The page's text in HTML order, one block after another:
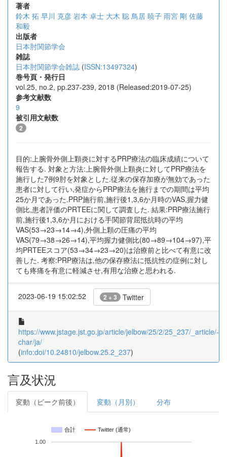
著者
鈴木 拓 早川 克彦 岩本 卓士 大木 聡 鳥居 暁子 雨宮 剛 佐藤
和毅
出版者
日本肘関節学会
雑誌
日本肘関節学会雑誌 (ISSN:13497324)
巻号頁・発行日
vol.25, no.2, pp.237-239, 2018 (Released:2019-07-25)
参考文献数
9
被引用文献数
2
目的:上腕骨外側上顆炎に対するPRP療法の臨床成績について
報告する. 対象と方法:上腕骨外側上顆炎に対してPRP療法を
施行した7例9肘を対象とした.従来の保存加療が無効であった
患者に対して行い,発症からPRP療法を施行までの期間は平均
25か月であった.PRP施行前,施行後1,3,6か月時のVAS,握力健
側比,患者評価のPRTEEに関して調査した. 結果:PRP療法施行
前,施行後1,3,6か月における手関節背屈抵抗時の平均
VAS(53→23→14→4),外側上顆の圧痛の平均
VAS(79→38→26→14),平均握力健側比(80→89→104→97),平
均PRTEEスコア(53→34→23→20)は治療前と比べて有意に改
善した. 考察:PRP療法は,他の保存療法に抵抗性の症例に対し
ても疼痛を有意に軽減させ,有用な治療と思われる.
2023-06-19 15:02:52 2 + 3 Twitter
https://www.jstage.jst.go.jp/article/jelbow/25/2/25_237/_article/-
char/ja/
(info:doi/10.24810/jelbow.25.2_237)
言及状況
変動（ピーク前後） 変動（月別） 分布
合計 Twitter (通常)
1.00